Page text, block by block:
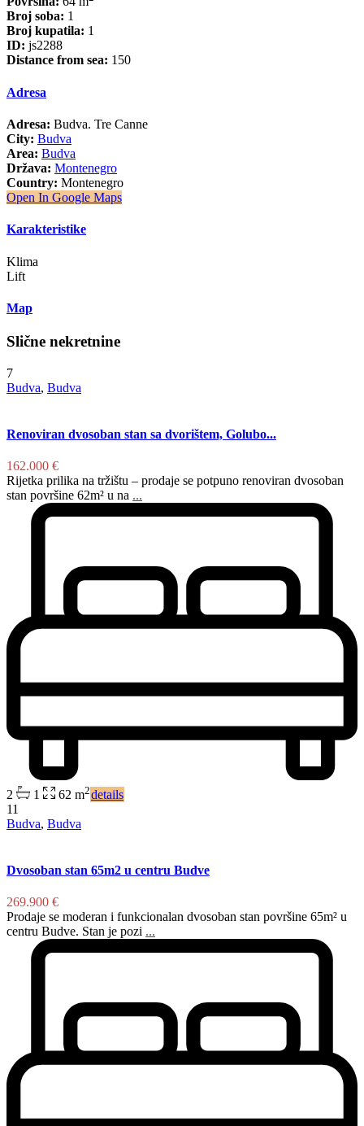
Broj soba: 1
Broj kupatila: 1
ID: js2288
Distance from sea: 150
Adresa
Adresa: Budva. Tre Canne
City: Budva
Area: Budva
Država: Montenegro
Country: Montenegro
Open In Google Maps
Karakteristike
Klima
Lift
Map
Slične nekretnine
7
Budva, Budva
Renoviran dvosoban stan sa dvorištem, Golubo...
162.000 €
Rijetka prilika na tržištu – prodaje se potpuno renoviran dvosoban
stan površine 62m² u na ...
2 1 62 m2details
11
Budva, Budva
Dvosoban stan 65m2 u centru Budve
269.900 €
Prodaje se moderan i funkcionalan dvosoban stan površine 65m² u
centru Budve. Stan je pozi ...